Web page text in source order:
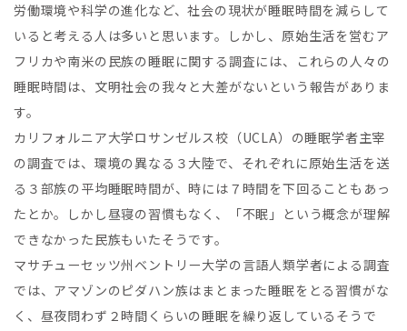
労働環境や科学の進化など、社会の現状が睡眠時間を減らして
いると考える人は多いと思います。しかし、原始生活を営むア
フリカや南米の民族の睡眠に関する調査には、これらの人々の
睡眠時間は、文明社会の我々と大差がないという報告がありま
す。
カリフォルニア大学ロサンゼルス校（UCLA）の睡眠学者主宰
の調査では、環境の異なる３大陸で、それぞれに原始生活を送
る３部族の平均睡眠時間が、時には７時間を下回ることもあっ
たとか。しかし昼寝の習慣もなく、「不眠」という概念が理解
できなかった民族もいたそうです。
マサチューセッツ州ベントリー大学の言語人類学者による調査
では、アマゾンのピダハン族はまとまった睡眠をとる習慣がな
く、昼夜問わず２時間くらいの睡眠を繰り返しているそうで